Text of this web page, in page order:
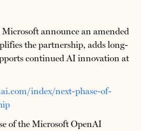
announce an amended
the partnership, adds long-
continued AI innovation at
index/next-phase-of-
of the Microsoft OpenAI